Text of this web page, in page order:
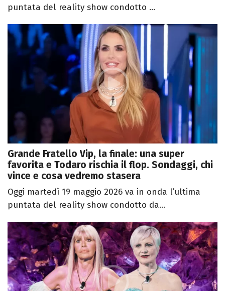
puntata del reality show condotto ...
Grande Fratello Vip, la finale: una super
favorita e Todaro rischia il flop. Sondaggi, chi
vince e cosa vedremo stasera
Oggi martedì 19 maggio 2026 va in onda l’ultima
puntata del reality show condotto da...